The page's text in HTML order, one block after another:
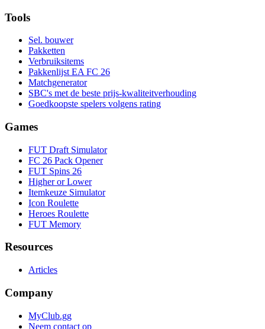
Tools
Sel. bouwer
Pakketten
Verbruiksitems
Pakkenlijst EA FC 26
Matchgenerator
SBC's met de beste prijs-kwaliteitverhouding
Goedkoopste spelers volgens rating
Games
FUT Draft Simulator
FC 26 Pack Opener
FUT Spins 26
Higher or Lower
Itemkeuze Simulator
Icon Roulette
Heroes Roulette
FUT Memory
Resources
Articles
Company
MyClub.gg
Neem contact op